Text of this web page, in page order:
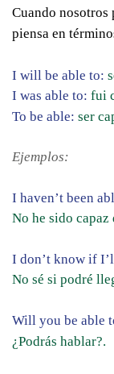
Cuando nosotros
piensa en
I will be able to:
I was able to: fui
To be able: ser
Ejemplos:
I haven’t been
No he sido
I don’t know if
No sé si podré
Will you be able
¿Podrás hablar?.